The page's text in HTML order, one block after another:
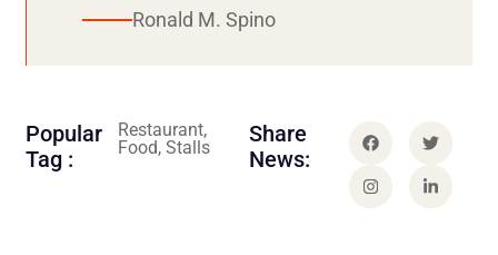
Ronald M. Spino
Popular
Tag :
Restaurant,
Food, Stalls
Share
News: